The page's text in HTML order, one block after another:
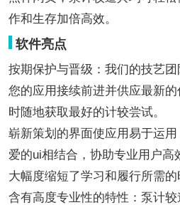
作和生存加倍高效。
软件亮点
按期保护与晋级：我们的技艺
您的应用接续前进并供应最新
时随地获取最好的计较尝试。
崭新策划的界面使应用易于运
爱的ui相结合，协助专业用户高
大幅度缩短了学习和履行所需的
含有高度专业性的特性：泵计